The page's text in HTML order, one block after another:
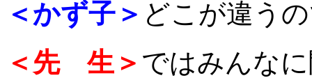
＜かず子＞ どこが違う
＜先 生＞ ではみんな